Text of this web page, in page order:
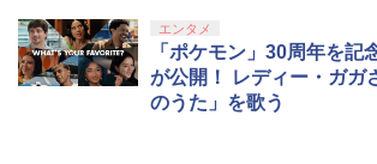
エンタメ
「ポケモン」30周年を記
が公開！ レディー・ガガ
のうた」を歌う